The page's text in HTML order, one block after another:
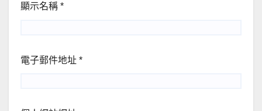
顯示名稱 *
電子郵件地址 *